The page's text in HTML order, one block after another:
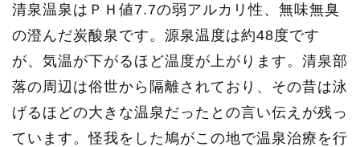
清泉温泉はＰＨ値7.7の弱アルカリ性、無味無臭
の澄んだ炭酸泉です。源泉温度は約48度です
が、気温が下がるほど温度が上がります。清泉部
落の周辺は俗世から隔離されており、その昔は泳
げるほどの大きな温泉だったとの言い伝えが残っ
ています。怪我をした鳩がこの地で温泉治療を行